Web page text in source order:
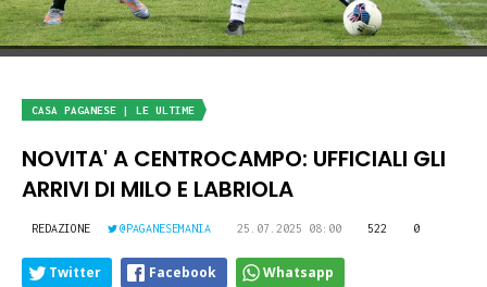
CASA PAGANESE | LE ULTIME
NOVITA' A CENTROCAMPO: UFFICIALI GLI
ARRIVI DI MILO E LABRIOLA
REDAZIONE @PAGANESEMANIA 25.07.2025 08:00 522 0
Twitter Facebook Whatsapp